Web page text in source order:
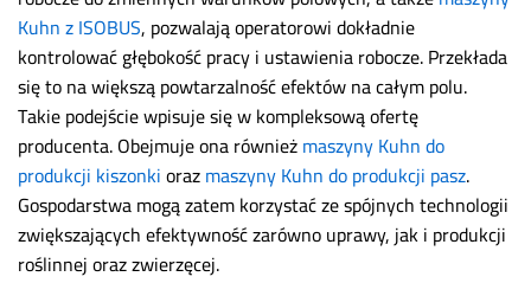
Kuhn z ISOBUS, pozwalają operatorowi dokładnie
kontrolować głębokość pracy i ustawienia robocze. Przekłada
się to na większą powtarzalność efektów na całym polu.
Takie podejście wpisuje się w kompleksową ofertę
producenta. Obejmuje ona równieżmaszyny Kuhn do
produkcji kiszonkiorazmaszyny Kuhn do produkcji pasz.
Gospodarstwa mogą zatem korzystać ze spójnych technologii
zwiększających efektywność zarówno uprawy, jak i produkcji
roślinnej oraz zwierzęcej.